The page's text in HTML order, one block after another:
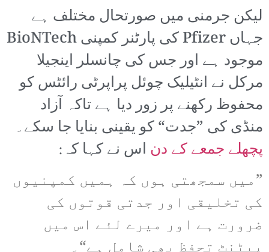
لیکن جرمنی میں صورتحال مختلف ہے
جہاں Pfizer کی پارٹنر کمپنی BioNTech
موجود ہے اور جس کی چانسلر اینجیلا
مرکل نے انٹیلیک چوئل پراپرٹی رائٹس کو
محفوظ رکھنے پر زور دیا ہے تاکہ آزاد
منڈی کی ”جدت“ کو یقینی بنایا جا سکے۔
پچھلے جمعے کے دن اس نے کہا کہ:
”میں سمجھتی ہوں کہ ہمیں کمپنیوں
کی تخلیقی اور جدتی قوتوں کی
ضرورت ہے اور میرے لئے اس میں